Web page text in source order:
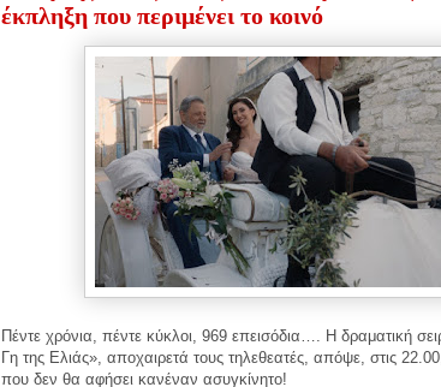
έκπληξη που περιμένει το κοινό
Πέντε χρόνια, πέντε κύκλοι, 969 επεισόδια…. Η δραματική
Γη της Ελιάς», αποχαιρετά τους τηλεθεατές, απόψε, στις
που δεν θα αφήσει κανέναν ασυγκίνητο!